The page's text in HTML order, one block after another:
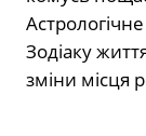
Зодіаку
зміни місця